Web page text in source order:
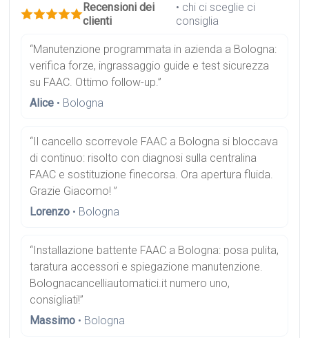
Recensioni dei
clienti
• chi ci sceglie ci
consiglia
“Manutenzione programmata in azienda a Bologna:
verifica forze, ingrassaggio guide e test sicurezza
su FAAC. Ottimo follow-up.”
Alice • Bologna
“Il cancello scorrevole FAAC a Bologna si bloccava
di continuo: risolto con diagnosi sulla centralina
FAAC e sostituzione finecorsa. Ora apertura fluida.
Grazie Giacomo! ”
Lorenzo • Bologna
“Installazione battente FAAC a Bologna: posa pulita,
taratura accessori e spiegazione manutenzione.
Bolognacancelliautomatici.it numero uno,
consigliati!”
Massimo • Bologna